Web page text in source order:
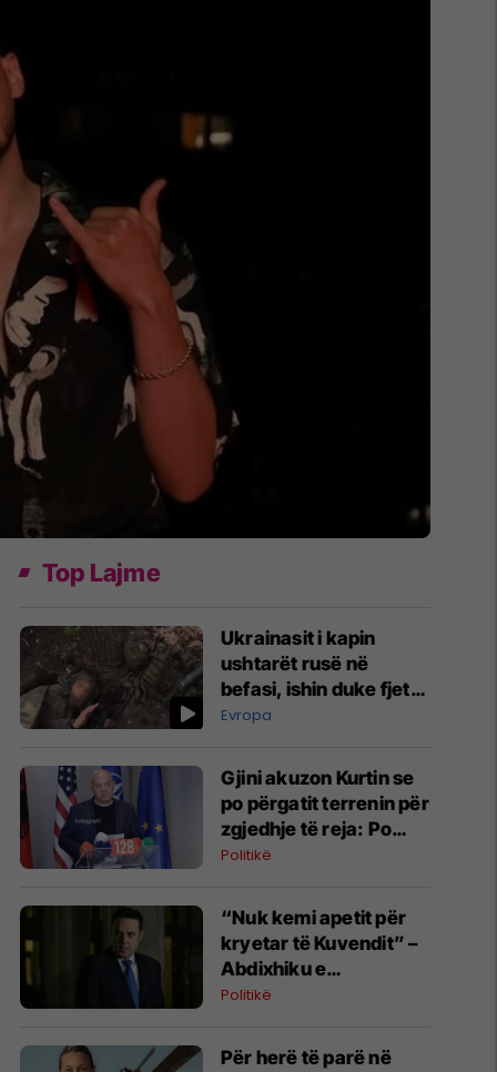
Top Lajme
Ukrainasit i kapin
ushtarët rusë në
befasi, ishin duke fjetur
në strehimoret e
Evropa
Gjini akuzon Kurtin se
po përgatit terrenin për
zgjedhje të reja: Po
manipulon opinionin
Politikë
“Nuk kemi apetit për
kryetar të Kuvendit” –
Abdixhiku e
konsideron si figurë
Politikë
Për herë të parë në